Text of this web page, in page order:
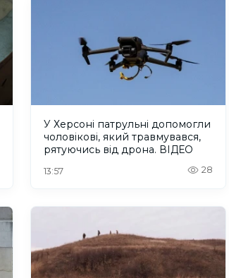
У Херсоні патрульні допомогли
чоловікові, який травмувався,
рятуючись від дрона. ВІДЕО
13:57 28